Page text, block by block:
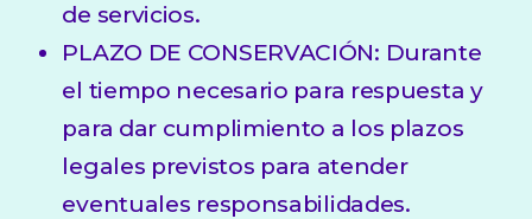
de servicios.
PLAZO DE CONSERVACIÓN: Durante
el tiempo necesario para respuesta y
para dar cumplimiento a los plazos
legales previstos para atender
eventuales responsabilidades.